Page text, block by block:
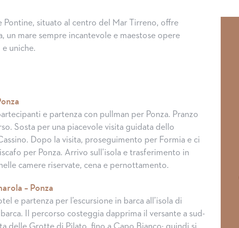
Pontine, situato al centro del Mar Tirreno, offre
un mare sempre incantevole e maestose opere
uniche.
e partenza con pullman per Ponza. Pranzo
Sosta per una piacevole visita guidata dello
Dopo la visita, proseguimento per Formia e ci
per Ponza. Arrivo sull’isola e trasferimento in
camere riservate, cena e pernottamento.
– Ponza
e partenza per l’escursione in barca all’isola di
Il percorso costeggia dapprima il versante a sud-